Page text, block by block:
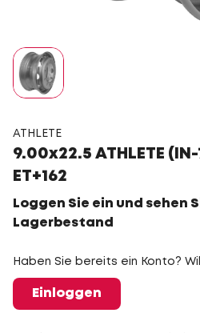
ATHLETE
9.00x22.5 ATHLETE
ET+162
Loggen Sie ein und sehen
Lagerbestand
Haben Sie bereits ein Konto?
Einloggen